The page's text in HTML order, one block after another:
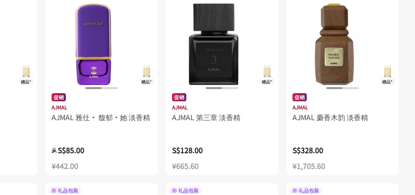
赠品* 赠品*
促销
AJMAL
AJMAL 雅仕· 馥郁·她 淡香精
从S$85.00
¥442.00
赠品*
促销
AJMAL
AJMAL 第三章 淡香精
S$128.00
¥665.60
赠品*
促销
AJMAL
AJMAL 麝香木韵 淡香精
S$328.00
¥1,705.60
礼品包装 礼品包装 礼品包装